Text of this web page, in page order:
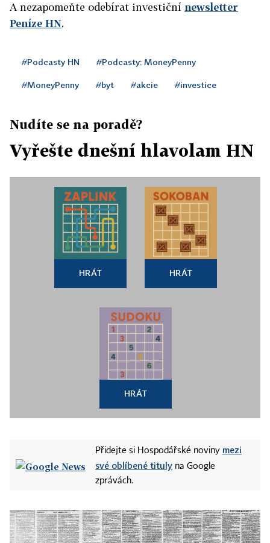
A nezapomeňte odebírat investiční newsletter
Peníze HN.
#Podcasty HN #Podcasty: MoneyPenny
#MoneyPenny #byt #akcie #investice
Nudíte se na poradě?
Vyřešte dnešní hlavolam HN
HRÁT HRÁT
HRÁT
Přidejte si Hospodářské noviny mezi
své oblíbené tituly na Google
zprávách.